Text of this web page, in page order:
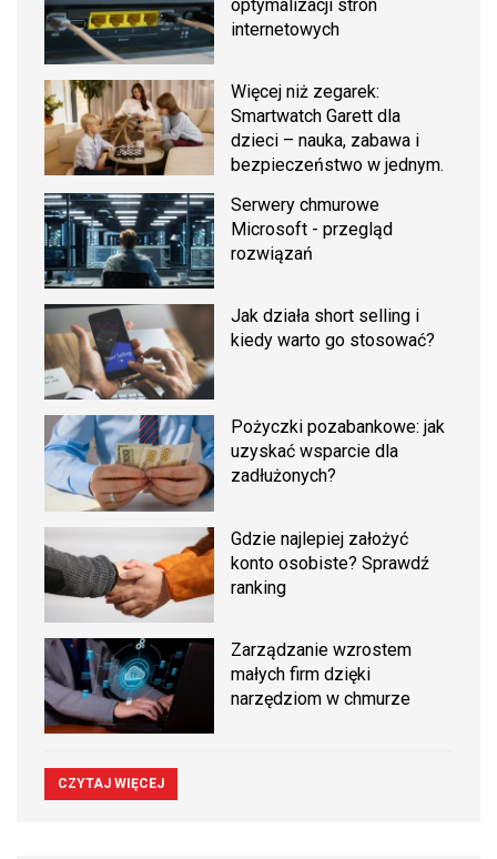
optymalizacji stron
internetowych
Więcej niż zegarek:
Smartwatch Garett dla
dzieci – nauka, zabawa i
bezpieczeństwo w jednym.
Serwery chmurowe
Microsoft - przegląd
rozwiązań
Jak działa short selling i
kiedy warto go stosować?
Pożyczki pozabankowe: jak
uzyskać wsparcie dla
zadłużonych?
Gdzie najlepiej założyć
konto osobiste? Sprawdź
ranking
Zarządzanie wzrostem
małych firm dzięki
narzędziom w chmurze
CZYTAJ WIĘCEJ